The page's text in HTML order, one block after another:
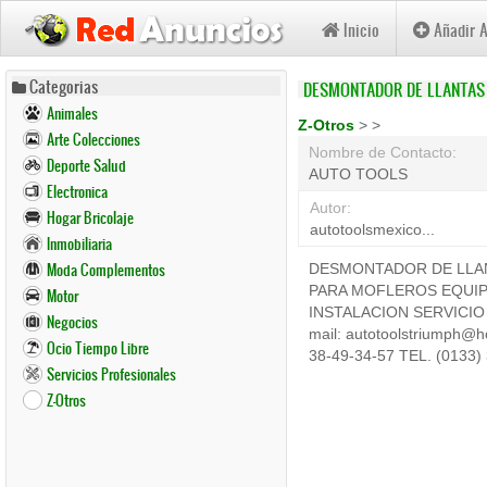
Pasar
contenido
principal
Inicio Añadir
Categorias
Animales
Arte Colecciones
Deporte Salud
Electronica
Hogar Bricolaje
Inmobiliaria
Moda Complementos
Motor
Negocios
Ocio Tiempo Libre
Servicios Profesionales
Z-Otros
DESMONTADOR DE
Z-Otros > >
Nombre de Contacto:
AUTO TOOLS
Autor:
autotoolsmexico...
DESMONTADOR DE
PARA MOFLEROS
INSTALACION
mail:
38-49-34-57 TEL.